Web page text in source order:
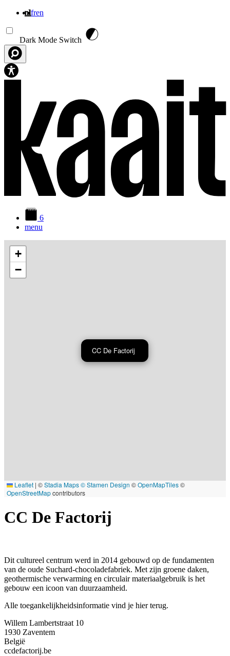
nlfren
Dark Mode Switch
6
menu
CC De Factorij
+
−
Leaflet | ©Stadia Maps© Stamen Design ©OpenMapTiles©
OpenStreetMapcontributors
CC De Factorij
Dit cultureel centrum werd in 2014 gebouwd op de fundamenten
van de oude Suchard-chocoladefabriek. Met zijn groene daken,
geothermische verwarming en circulair materiaalgebruik is het
gebouw een icoon van duurzaamheid.
Alle toegankelijkheidsinformatie vind je hier terug.
Willem Lambertstraat 10
1930 Zaventem
België
ccdefactorij.be